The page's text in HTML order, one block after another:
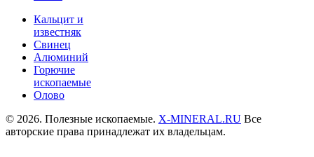
Кальцит и
известняк
Свинец
Алюминий
Горючие
ископаемые
Олово
© 2026. Полезные ископаемые. X-MINERAL.RU Все
авторские права принадлежат их владельцам.